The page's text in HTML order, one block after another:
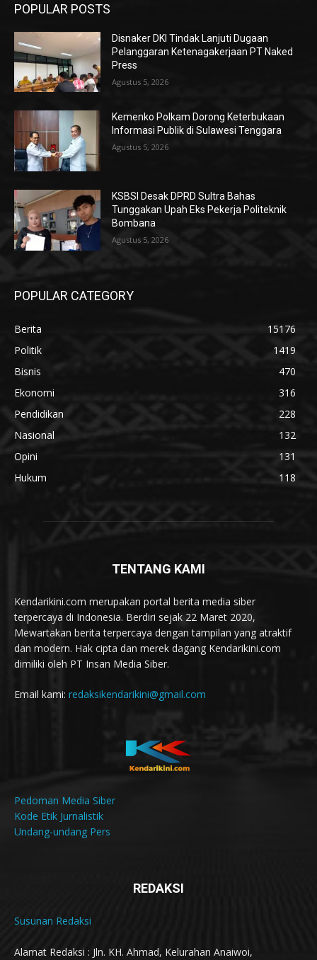
POPULAR POSTS
Disnaker DKI Tindak Lanjuti Dugaan
Pelanggaran Ketenagakerjaan PT Naked
Press
Agustus 5, 2026
Kemenko Polkam Dorong Keterbukaan
Informasi Publik di Sulawesi Tenggara
Agustus 5, 2026
KSBSI Desak DPRD Sultra Bahas
Tunggakan Upah Eks Pekerja Politeknik
Bombana
Agustus 5, 2026
POPULAR CATEGORY
Berita
15176
Politik
1419
Bisnis
470
Ekonomi
316
Pendidikan
228
Nasional
132
Opini
131
Hukum
118
TENTANG KAMI
Kendarikini.com merupakan portal berita media siber
terpercaya di Indonesia. Berdiri sejak 22 Maret 2020,
Mewartakan berita terpercaya dengan tampilan yang atraktif
dan modern. Hak cipta dan merek dagang Kendarikini.com
dimiliki oleh PT Insan Media Siber.
Email kami: redaksikendarikini@gmail.com
Pedoman Media Siber
Kode Etik Jurnalistik
Undang-undang Pers
REDAKSI
Susunan Redaksi
Alamat Redaksi : Jln. KH. Ahmad, Kelurahan Anaiwoi,